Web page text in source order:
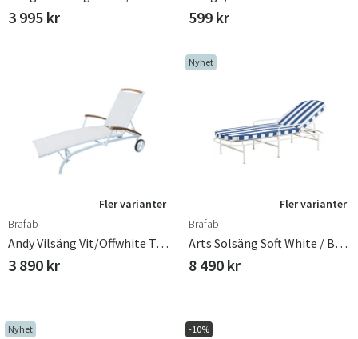
3 995 kr 599 kr
Fler varianter
Brafab
Andy Vilsäng Vit/offwhite Teak
3 890 kr
Nyhet
Fler varianter
Brafab
Arts Solsäng Soft White / Blue Stripes
8 490 kr
Nyhet -10%